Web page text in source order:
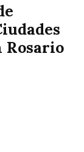
Rosario